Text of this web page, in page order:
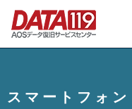
スマートフォン